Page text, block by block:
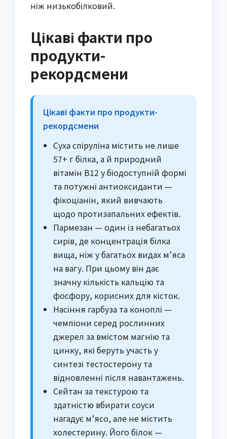
ніж низькобілковий.
Цікаві факти про
продукти-
рекордсмени
Цікаві факти про продукти-
рекордсмени
Суха спіруліна містить не лише
57+ г білка, а й природний
вітамін B12 у біодоступній формі
та потужні антиоксиданти —
фікоціанін, який вивчають
щодо протизапальних ефектів.
Пармезан — один із небагатьох
сирів, де концентрація білка
вища, ніж у багатьох видах м’яса
на вагу. При цьому він дає
значну кількість кальцію та
фосфору, корисних для кісток.
Насіння гарбуза та коноплі —
чемпіони серед рослинних
джерел за вмістом магнію та
цинку, які беруть участь у
синтезі тестостерону та
відновленні після навантажень.
Сейтан за текстурою та
здатністю вбирати соуси
нагадує м’ясо, але не містить
холестерину. Його білок —